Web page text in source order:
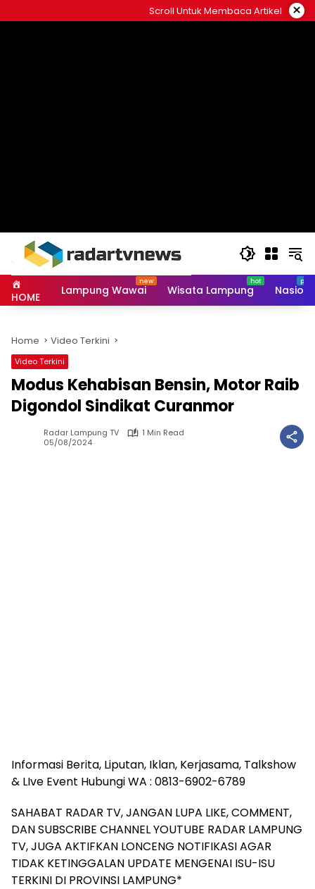
to
Scroll Untuk Membaca Artikel ×
HOME Lampung Wawai Wisata Lampung
Home Video Terkini
Video Terkini
Modus Kehabisan Bensin, Motor Raib
Digondol Sindikat Curanmor
Radar Lampung TV
1 Min Read
05/08/2024
Informasi Berita, Liputan, Iklan, Kerjasama, Talkshow
& LIve Event Hubungi WA : 0813-6902-6789
SAHABAT RADAR TV, JANGAN LUPA LIKE, COMMENT,
DAN SUBSCRIBE CHANNEL YOUTUBE RADAR LAMPUNG
TV, JUGA AKTIFKAN LONCENG NOTIFIKASI AGAR
TIDAK KETINGGALAN UPDATE MENGENAI ISU-ISU
TERKINI DI PROVINSI LAMPUNG*